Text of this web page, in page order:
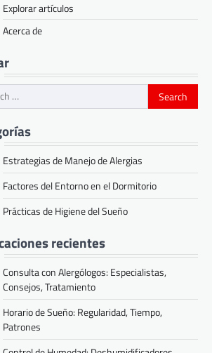
Explorar artículos
Acerca de
Estrategias de Manejo de Alergias
Factores del Entorno en el Dormitorio
Prácticas de Higiene del Sueño
recientes
Consulta con Alergólogos: Especialistas,
Consejos, Tratamiento
Horario de Sueño: Regularidad, Tiempo,
Patrones